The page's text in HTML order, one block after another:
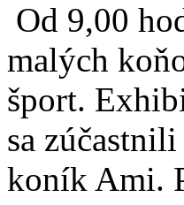
Od 9,00
malých
šport.
sa
koník Ami.